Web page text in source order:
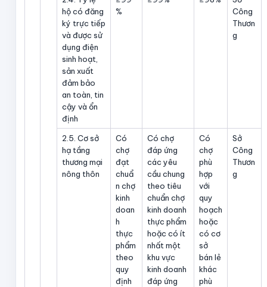
hộ có đăng
ký trực tiếp
và được sử
dụng điện
sinh hoạt,
sản xuất
đảm bảo
an toàn, tin
cậy và ổn
định
%
Công
Thươn
g
2.5. Cơ sở
hạ tầng
thương mại
nông thôn
Có
chợ
đạt
chuẩ
n chợ
kinh
doan
h
thực
phẩm
theo
quy
định
Có chợ
đáp ứng
các yêu
cầu chung
theo tiêu
chuẩn chợ
kinh doanh
thực phẩm
hoặc có ít
nhất một
khu vực
kinh doanh
đáp ứng
Có
chợ
phù
hợp
với
quy
hoạch
hoặc
có cơ
sở
bán lẻ
khác
phù
Sở
Công
Thươn
g